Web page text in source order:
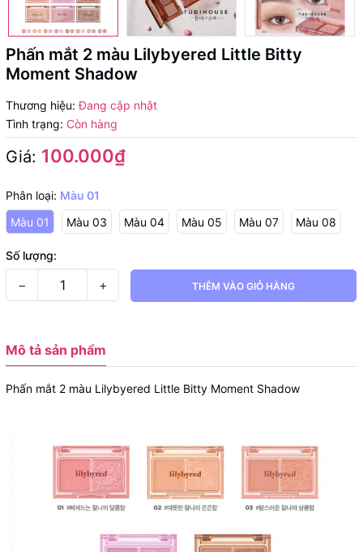
Phấn mắt 2 màu Lilybyered Little Bitty
Moment Shadow
Thương hiệu: Đang cập nhật
Tình trạng: Còn hàng
Giá: 100.000₫
Phân loại: Màu 01
Màu 01
Màu 03 Màu 04 Màu 05 Màu 07 Màu 08
Số lượng:
− + THÊM VÀO GIỎ HÀNG
Mô tả sản phẩm
Phấn mắt 2 màu Lilybyered Little Bitty Moment Shadow